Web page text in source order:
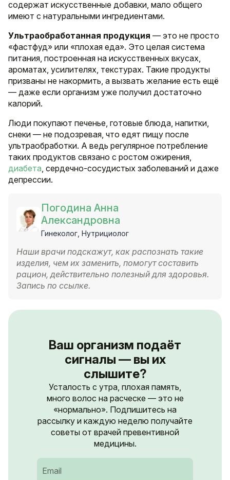
содержат искусственные добавки, мало общего
имеют с натуральными ингредиентами.
Ультраобработанная продукция — это не просто
«фастфуд» или «плохая еда». Это целая система
питания, построенная на искусственных вкусах,
ароматах, усилителях, текстурах. Такие продукты
призваны не накормить, а вызвать желание есть ещё
— даже если организм уже получил достаточно
калорий.
Люди покупают печенье, готовые блюда, напитки,
снеки — не подозревая, что едят пищу после
ультраобработки. А ведь регулярное потребление
таких продуктов связано с ростом ожирения,
диабета, сердечно-сосудистых заболеваний и даже
депрессии.
Погодина Анна
Александровна
Гинеколог, Нутрициолог
Наши врачи подскажут, как распознать такие
изделия, чем их заменить, помогут составить
рацион, действительно полезный для здоровья.
Запись по ссылке.
Ваш организм подаёт
сигналы — вы их
слышите?
Усталость с утра, плохая память,
много волос на расческе — это не
«нормально». Подпишитесь на
рассылку и каждую неделю получайте
советы от врачей превентивной
медицины.